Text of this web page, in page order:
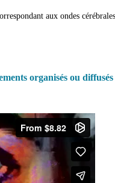
aux ondes
organisés ou